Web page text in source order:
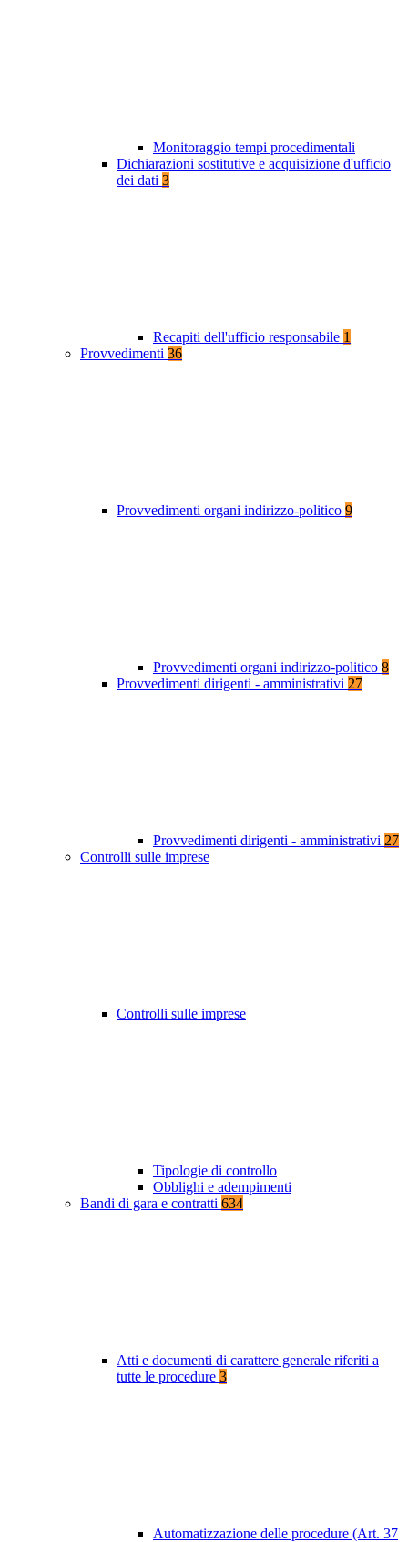
Monitoraggio tempi procedimentali
Dichiarazioni sostitutive e acquisizione d'ufficio
dei dati 3
Recapiti dell'ufficio responsabile 1
Provvedimenti 36
Provvedimenti organi indirizzo-politico 9
Provvedimenti organi indirizzo-politico 8
Provvedimenti dirigenti - amministrativi 27
Provvedimenti dirigenti - amministrativi 27
Controlli sulle imprese
Controlli sulle imprese
Tipologie di controllo
Obblighi e adempimenti
Bandi di gara e contratti 634
Atti e documenti di carattere generale riferiti a
tutte le procedure 3
Automatizzazione delle procedure (Art. 37